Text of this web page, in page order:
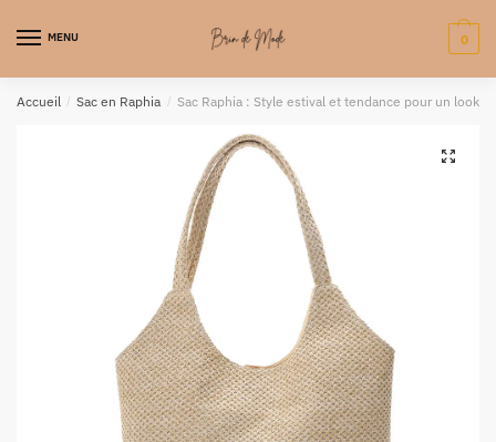
MENU 0
Accueil / Sac en Raphia / Sac Raphia : Style estival et tendance pour un look
🔍